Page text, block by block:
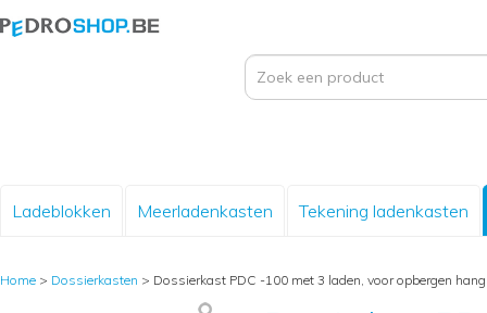
Ladeblokken Meerladenkasten Tekening ladenkasten
Home > Dossierkasten > Dossierkast PDC -100 met 3 laden, voor opbergen